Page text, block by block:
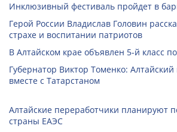
Инклюзивный фестиваль пройдет в
Герой России Владислав Головин
страхе и воспитании патриотов
В Алтайском крае объявлен 5-й класс
Губернатор Виктор Томенко: Алтайский
вместе с Татарстаном
Алтайские переработчики планируют
страны ЕАЭС